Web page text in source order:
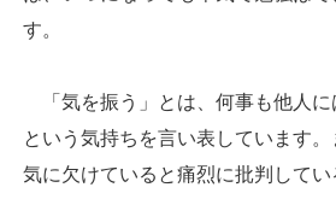
す。
「気を振う」とは、何事も他人に
という気持ちを言い表しています
気に欠けていると痛烈に批判してい